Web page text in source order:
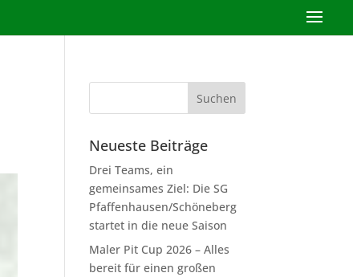
Neueste Beiträge
Drei Teams, ein
gemeinsames Ziel: Die SG
Pfaffenhausen/Schöneberg
startet in die neue Saison
Maler Pit Cup 2026 – Alles
bereit für einen großen